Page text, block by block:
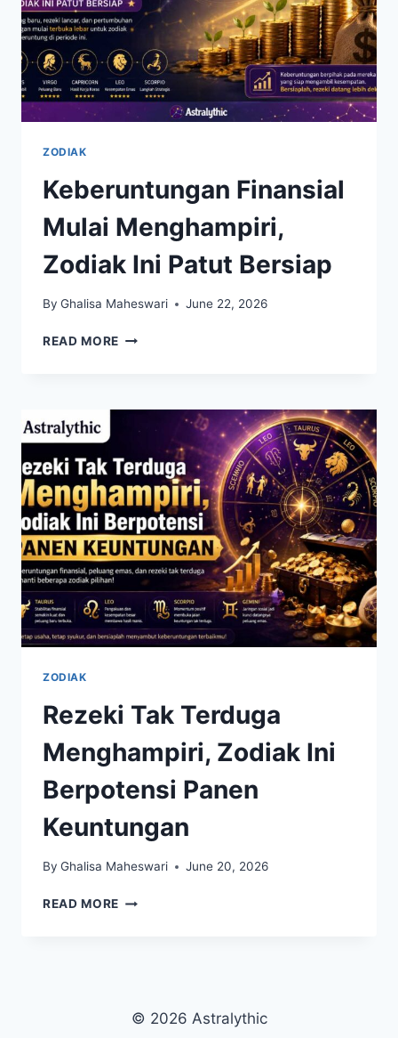
ZODIAK
Keberuntungan Finansial
Mulai Menghampiri,
Zodiak Ini Patut Bersiap
By Ghalisa Maheswari June 22, 2026
READ MORE KEBERUNTUNGAN
ZODIAK
BERSIAP
ZODIAK
Rezeki Tak Terduga
Menghampiri, Zodiak Ini
Berpotensi Panen
Keuntungan
By Ghalisa Maheswari June 20, 2026
READ MORE REZEKI
BERPOTENSI
© 2026 Astralythic